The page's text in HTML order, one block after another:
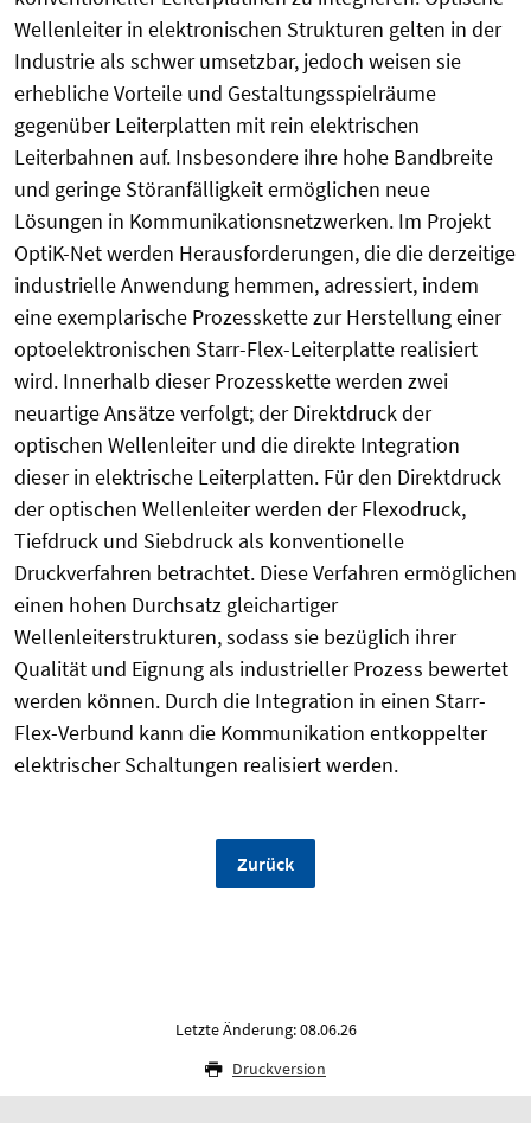
Wellenleiter in elektronischen Strukturen gelten in der
Industrie als schwer umsetzbar, jedoch weisen sie
erhebliche Vorteile und Gestaltungsspielräume
gegenüber Leiterplatten mit rein elektrischen
Leiterbahnen auf. Insbesondere ihre hohe Bandbreite
und geringe Störanfälligkeit ermöglichen neue
Lösungen in Kommunikationsnetzwerken. Im Projekt
OptiK-Net werden Herausforderungen, die die derzeitige
industrielle Anwendung hemmen, adressiert, indem
eine exemplarische Prozesskette zur Herstellung einer
optoelektronischen Starr-Flex-Leiterplatte realisiert
wird. Innerhalb dieser Prozesskette werden zwei
neuartige Ansätze verfolgt; der Direktdruck der
optischen Wellenleiter und die direkte Integration
dieser in elektrische Leiterplatten. Für den Direktdruck
der optischen Wellenleiter werden der Flexodruck,
Tiefdruck und Siebdruck als konventionelle
Druckverfahren betrachtet. Diese Verfahren ermöglichen
einen hohen Durchsatz gleichartiger
Wellenleiterstrukturen, sodass sie bezüglich ihrer
Qualität und Eignung als industrieller Prozess bewertet
werden können. Durch die Integration in einen Starr-
Flex-Verbund kann die Kommunikation entkoppelter
elektrischer Schaltungen realisiert werden.
Zurück
Letzte Änderung: 08.06.26
Druckversion